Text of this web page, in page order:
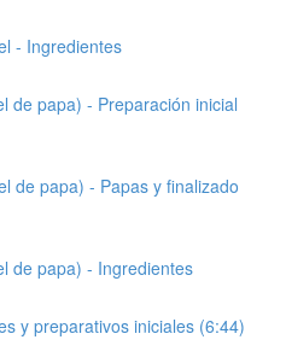
- Ingredientes
de papa) - Preparación inicial
de papa) - Papas y finalizado
de papa) - Ingredientes
y preparativos iniciales (6:44)